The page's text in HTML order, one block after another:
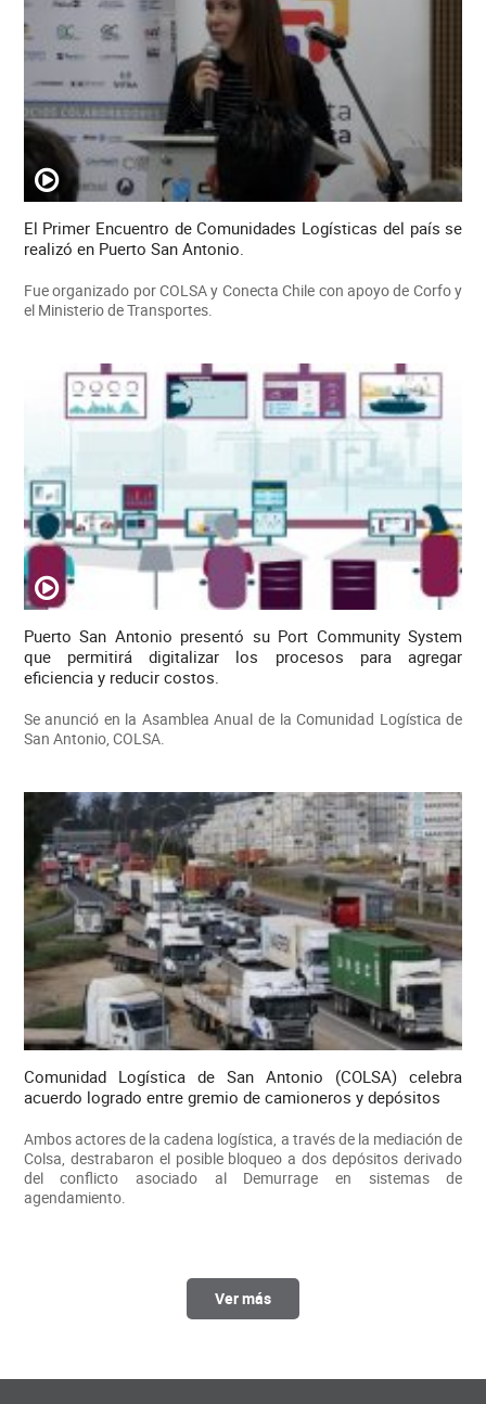
El Primer Encuentro de Comunidades Logísticas del país se
realizó en Puerto San Antonio.
Fue organizado por COLSA y Conecta Chile con apoyo de Corfo y
el Ministerio de Transportes.
Puerto San Antonio presentó su Port Community System
que permitirá digitalizar los procesos para agregar
eficiencia y reducir costos.
Se anunció en la Asamblea Anual de la Comunidad Logística de
San Antonio, COLSA.
Comunidad Logística de San Antonio (COLSA) celebra
acuerdo logrado entre gremio de camioneros y depósitos
Ambos actores de la cadena logística, a través de la mediación de
Colsa, destrabaron el posible bloqueo a dos depósitos derivado
del conflicto asociado al Demurrage en sistemas de
agendamiento.
Ver más